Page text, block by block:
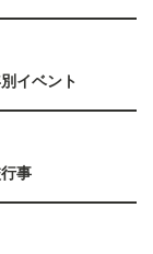
イベント
事